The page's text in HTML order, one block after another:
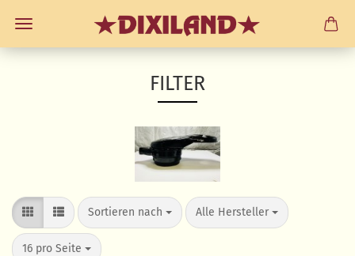
FILTER
Sortieren nach
Sortieren nach Alle Hersteller
pro Seite
16 pro Seite
pro Seite